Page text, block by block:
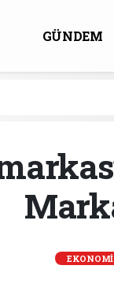
GÜNDEM
EKONOMİ